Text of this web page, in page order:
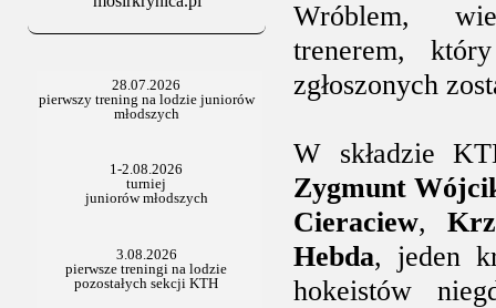
Wróblem,
trenerem,
zgłoszonych
W składzie
Zygmunt
Cieraciew,
Hebda, jeden
hokeistów